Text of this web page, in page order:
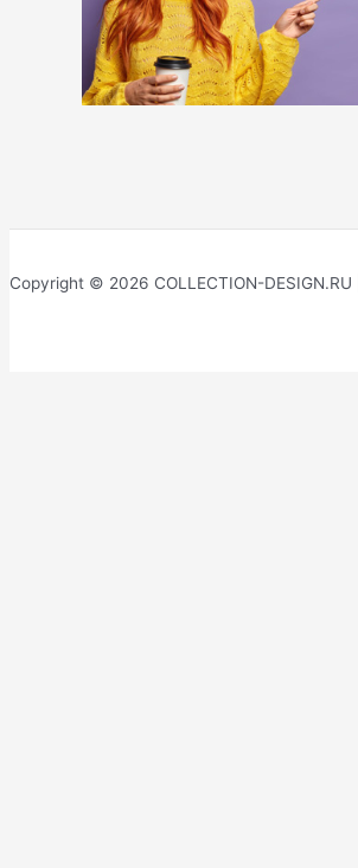
Copyright © 2026 COLLECTION-DESIGN.RU |